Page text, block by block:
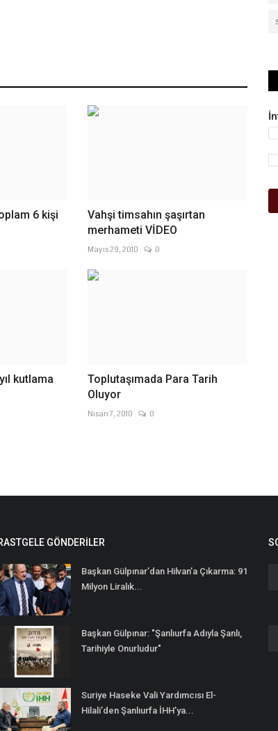
6 kişi
Vahşi timsahın şaşırtan
merhameti VİDEO
Mayıs 29, 2010 0
kutlama
Toplutaşımada Para Tarih
Oluyor
Nisan 7, 2010 0
GÖNDERILER
Başkan Gülpınar’dan Hilvan’a Çıkarma: 91
Milyon Liralık...
Başkan Gülpınar: "Şanlıurfa Adıyla Şanlı,
Tarihiyle Onurludur"
Suriye Haseke Vali Yardımcısı El-
Hilali’den Şanlıurfa İHH’ya...